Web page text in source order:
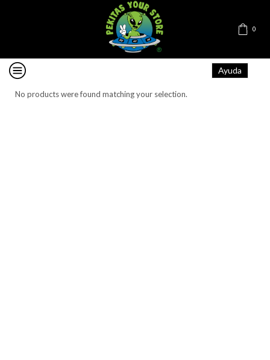
0
Ayuda
No products were found matching your selection.